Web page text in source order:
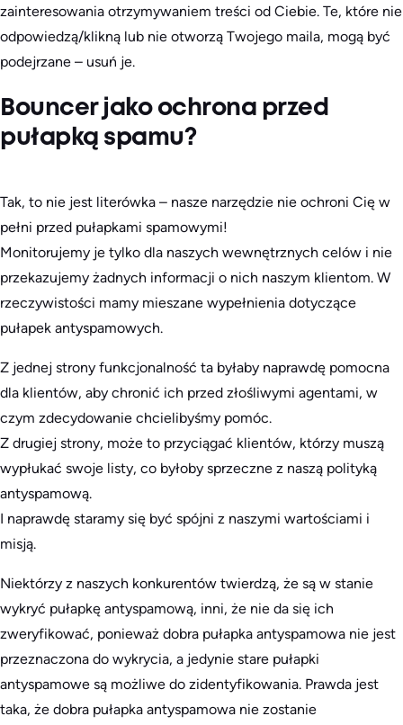
zainteresowania otrzymywaniem treści od Ciebie. Te, które nie
odpowiedzą/klikną lub nie otworzą Twojego maila, mogą być
podejrzane – usuń je.
Bouncer jako ochrona przed
pułapką spamu?
Tak, to nie jest literówka – nasze narzędzie nie ochroni Cię w
pełni przed pułapkami spamowymi!
Monitorujemy je tylko dla naszych wewnętrznych celów i nie
przekazujemy żadnych informacji o nich naszym klientom. W
rzeczywistości mamy mieszane wypełnienia dotyczące
pułapek antyspamowych.
Z jednej strony funkcjonalność ta byłaby naprawdę pomocna
dla klientów, aby chronić ich przed złośliwymi agentami, w
czym zdecydowanie chcielibyśmy pomóc.
Z drugiej strony, może to przyciągać klientów, którzy muszą
wypłukać swoje listy, co byłoby sprzeczne z naszą polityką
antyspamową.
I naprawdę staramy się być spójni z naszymi wartościami i
misją.
Niektórzy z naszych konkurentów twierdzą, że są w stanie
wykryć pułapkę antyspamową, inni, że nie da się ich
zweryfikować, ponieważ dobra pułapka antyspamowa nie jest
przeznaczona do wykrycia, a jedynie stare pułapki
antyspamowe są możliwe do zidentyfikowania. Prawda jest
taka, że dobra pułapka antyspamowa nie zostanie